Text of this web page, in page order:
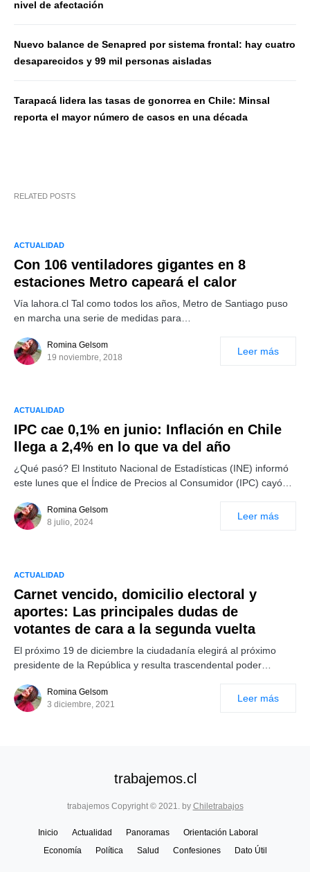
nivel de afectación
Nuevo balance de Senapred por sistema frontal: hay cuatro
desaparecidos y 99 mil personas aisladas
Tarapacá lidera las tasas de gonorrea en Chile: Minsal
reporta el mayor número de casos en una década
RELATED POSTS
ACTUALIDAD
Con 106 ventiladores gigantes en 8
estaciones Metro capeará el calor
Vía lahora.cl Tal como todos los años, Metro de Santiago puso
en marcha una serie de medidas para…
Romina Gelsom
19 noviembre, 2018
Leer más
ACTUALIDAD
IPC cae 0,1% en junio: Inflación en Chile
llega a 2,4% en lo que va del año
¿Qué pasó? El Instituto Nacional de Estadísticas (INE) informó
este lunes que el Índice de Precios al Consumidor (IPC) cayó…
Romina Gelsom
8 julio, 2024
Leer más
ACTUALIDAD
Carnet vencido, domicilio electoral y
aportes: Las principales dudas de
votantes de cara a la segunda vuelta
El próximo 19 de diciembre la ciudadanía elegirá al próximo
presidente de la República y resulta trascendental poder…
Romina Gelsom
3 diciembre, 2021
Leer más
trabajemos.cl
trabajemos Copyright © 2021. by Chiletrabajos
Inicio Actualidad Panoramas
Orientación Laboral
Economía
Política Salud Confesiones Dato Útil